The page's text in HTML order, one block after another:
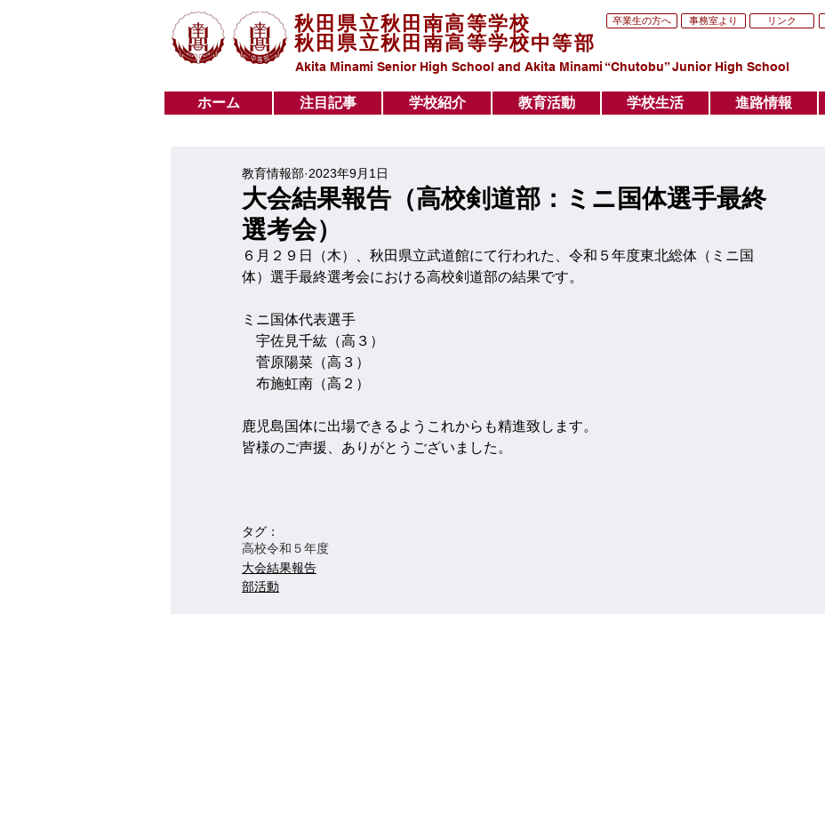
秋田県立秋田南高等学校
秋田県立秋田南高等学校中等部
卒業生の方へ 事務室より リンク
Akita Minami Senior High School and Akita Minami “Chutobu” Junior High School
進路情報
学校生活
教育活動
学校紹介
注目記事
ホーム
ホーム 注目記事 学校紹介 教育活動 学校生活 進路情報
大会結果報告（高校剣道部：ミニ国体選手最終
選考会）
教育情報部 2023年9月1日
６月２９日（木）、秋田県立武道館にて行われた、令和５年度東北総体（ミニ国
体）選手最終選考会における高校剣道部の結果です。
ミニ国体代表選手
宇佐見千紘（高３）
菅原陽菜（高３）
布施虹南（高２）
鹿児島国体に出場できるようこれからも精進致します。
皆様のご声援、ありがとうございました。
タグ：
高校令和５年度
大会結果報告
部活動